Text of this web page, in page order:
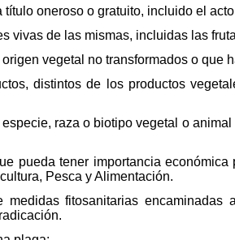
oneroso o gratuito, incluido el
vivas de las mismas, incluidas las
vegetal no transformados o que
distintos de los productos
raza o biotipo vegetal o
pueda tener importancia
Pesca y Alimentación.
fitosanitarias